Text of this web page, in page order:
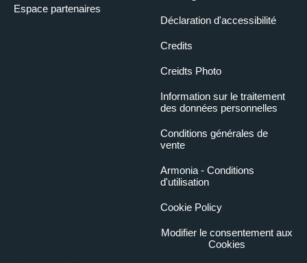
Espace partenaires
Déclaration d'accessibilité
Credits
Creidts Photo
Information sur le traitement
des données personnelles
Conditions générales de
vente
Armonia - Conditions
d'utilisation
Cookie Policy
Modifier le consentement aux
Cookies